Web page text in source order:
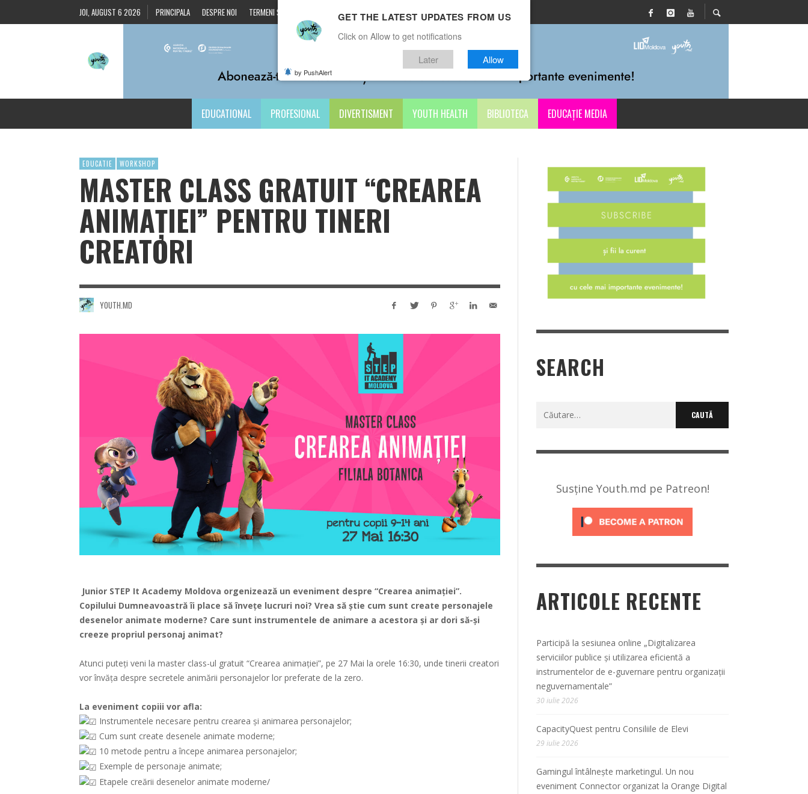
JOI, AUGUST 6 2026 PRINCIPALA DESPRE NOI TERMENI ȘI CONDIȚII CONTACTE
EDUCATIONAL PROFESIONAL DIVERTISMENT YOUTH HEALTH BIBLIOTECA EDUCAȚIE MEDIA
EDUCATIE WORKSHOP
MASTER CLASS GRATUIT “CREAREA
ANIMAȚIEI” PENTRU TINERI
CREATORI
YOUTH.MD
Junior STEP It Academy Moldova orgenizează un eveniment despre “Crearea animației”.
Copilului Dumneavoastră îi place să învețe lucruri noi? Vrea să știe cum sunt create personajele
desenelor animate moderne? Care sunt instrumentele de animare a acestora și ar dori să-și
creeze propriul personaj animat?
Atunci puteți veni la master class-ul gratuit “Crearea animației”, pe 27 Mai la orele 16:30, unde tinerii creatori
vor învăța despre secretele animării personajelor lor preferate de la zero.
La eveniment copiii vor afla:
Instrumentele necesare pentru crearea și animarea personajelor;
Cum sunt create desenele animate moderne;
10 metode pentru a începe animarea personajelor;
Exemple de personaje animate;
Etapele creării desenelor animate moderne/
SEARCH
Caută
Susține Youth.md pe Patreon!
ARTICOLE RECENTE
Participă la sesiunea online „Digitalizarea
serviciilor publice și utilizarea eficientă a
instrumentelor de e-guvernare pentru organizații
neguvernamentale”
30 iulie 2026
CapacityQuest pentru Consiliile de Elevi
29 iulie 2026
Gamingul întâlnește marketingul. Un nou
eveniment Connector organizat la Orange Digital
GET THE LATEST UPDATES FROM US
Click on Allow to get notifications
Later Allow
by PushAlert